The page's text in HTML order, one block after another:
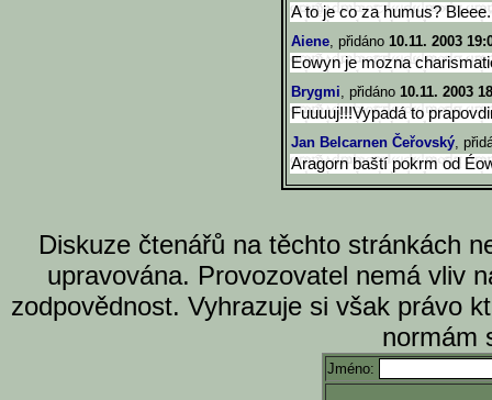
A to je co za humus?
Aiene, přidáno 10.11. 2003
Eowyn je mozna
Brygmi, přidáno 10.11. 2003
Fuuuuj!!!Vypadá to
Jan Belcarnen Čeřovský,
Aragorn baští pokrm od
Diskuze čtenářů na těchto stránkách
upravována. Provozovatel nemá vliv
zodpovědnost. Vyhrazuje si však právo
normám
Jméno: